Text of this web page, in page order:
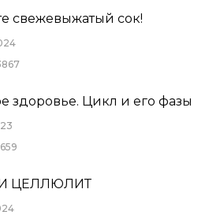
свежевыжатый сок!
здоровье. Цикл и его фазы
ЦЕЛЛЮЛИТ